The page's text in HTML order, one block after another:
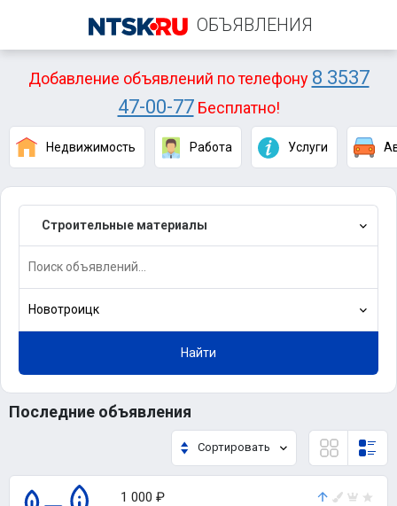
ОБЪЯВЛЕНИЯ
Добавление объявлений по телефону 8 3537
47-00-77Бесплатно!
Недвижимость Работа Услуги
Строительные материалы
Новотроицк
Найти
Последние объявления
Сортировать
1 000 ₽